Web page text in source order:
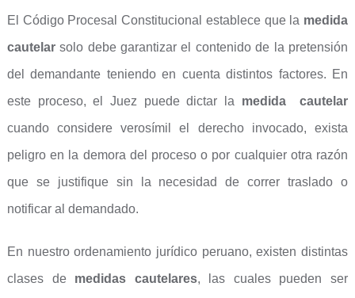
El Código Procesal Constitucional establece que la medida
cautelarsolo debe garantizar el contenido de la pretensión
del demandante teniendo en cuenta distintos factores. En
este proceso, el Juez puede dictar la medida cautelar
cuando considere verosímil el derecho invocado, exista
peligro en la demora del proceso o por cualquier otra razón
que se justifique sin la necesidad de correr traslado o
notificar al demandado.
En nuestro ordenamiento jurídico peruano, existen distintas
clases de medidas cautelares, las cuales pueden ser